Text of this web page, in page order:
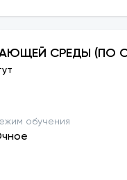
СРЕДЫ (ПО
обучения